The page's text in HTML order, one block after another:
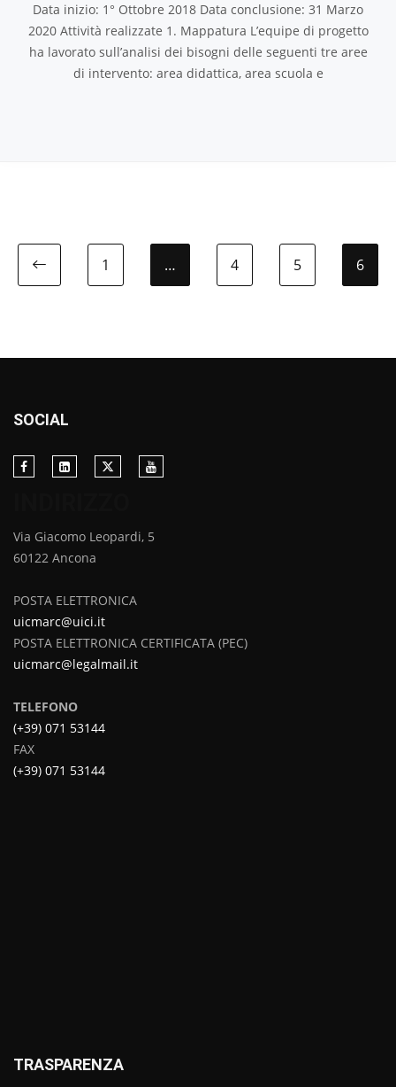
Data inizio: 1° Ottobre 2018 Data conclusione: 31 Marzo
2020 Attività realizzate 1. Mappatura L’equipe di progetto
ha lavorato sull’analisi dei bisogni delle seguenti tre aree
di intervento: area didattica, area scuola e
1 … 4 5 6
SOCIAL
Via Giacomo Leopardi, 5
60122 Ancona
POSTA ELETTRONICA
uicmarc@uici.it
POSTA ELETTRONICA CERTIFICATA (PEC)
uicmarc@legalmail.it
TELEFONO
(+39) 071 53144
FAX
(+39) 071 53144
TRASPARENZA